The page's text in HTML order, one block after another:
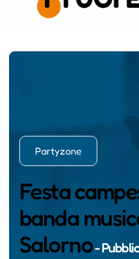
Partyzone
Festa
banda
Salorno-